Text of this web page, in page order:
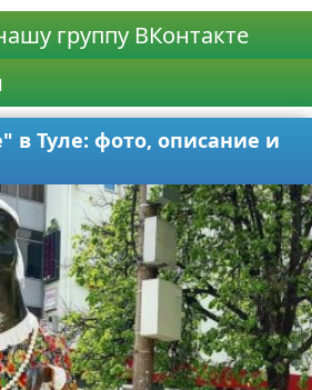
группу ВКонтакте
в Туле: фото, описание и